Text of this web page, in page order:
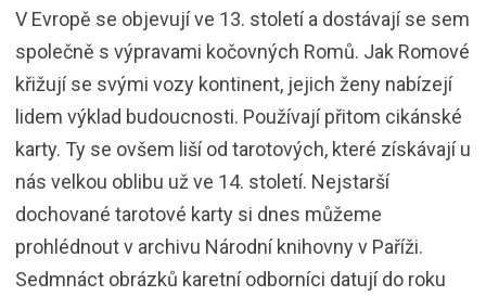
V Evropě se objevují ve 13. století a dostávají se sem
společně s výpravami kočovných Romů. Jak Romové
křižují se svými vozy kontinent, jejich ženy nabízejí
lidem výklad budoucnosti. Používají přitom cikánské
karty. Ty se ovšem liší od tarotových, které získávají u
nás velkou oblibu už ve 14. století. Nejstarší
dochované tarotové karty si dnes můžeme
prohlédnout v archivu Národní knihovny v Paříži.
Sedmnáct obrázků karetní odborníci datují do roku